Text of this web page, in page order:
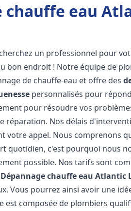
chauffe eau
un professionnel pour
bon endroit ! Notre équipe de
de chauffe-eau et offre des
personnalisés pour
pour résoudre vos
réparation. Nos délais
votre appel. Nous comprenons
quotidien, c'est pourquoi nous
possible. Nos tarifs sont
chauffe eau Atlantic
Vous pourrez ainsi avoir une
est composée de plombiers